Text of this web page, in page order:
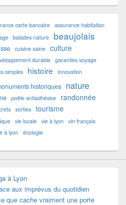
carte bancaire assurance habitation
balades nature beaujolais
cuisine saine culture
durable garanties voyage
simples histoire
innovation
historiques nature
poêle antiadhésive randonnée
sorties tourisme
vie locale vie à lyon vin français
à lyon écologie
à Lyon
aux imprévus du quotidien
que cache vraiment une porte